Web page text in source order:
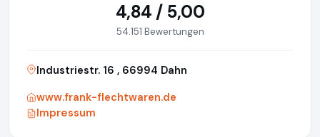
4,84 / 5,00
54.151 Bewertungen
Industriestr. 16 , 66994 Dahn
www.frank-flechtwaren.de
Impressum